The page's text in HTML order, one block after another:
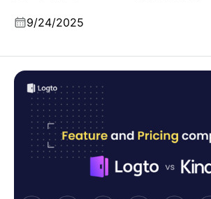
9/24/2025
Kinde vs Logto，產品、功能及收費比較